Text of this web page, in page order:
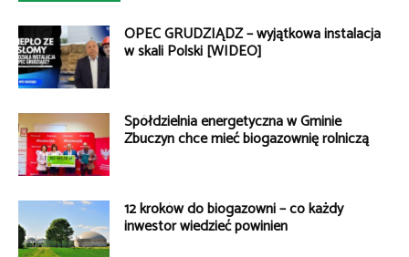
OPEC GRUDZIĄDZ – wyjątkowa instalacja
w skali Polski [WIDEO]
Spółdzielnia energetyczna w Gminie
Zbuczyn chce mieć biogazownię rolniczą
12 kroków do biogazowni – co każdy
inwestor wiedzieć powinien